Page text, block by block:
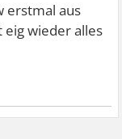
erstmal aus
eig wieder alles